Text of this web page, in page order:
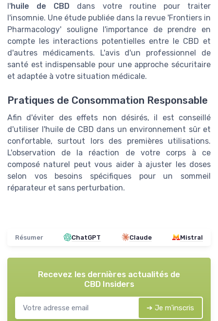
l'huile de CBD dans votre routine pour traiter
l'insomnie. Une étude publiée dans la revue 'Frontiers in
Pharmacology' souligne l'importance de prendre en
compte les interactions potentielles entre le CBD et
d'autres médicaments. L'avis d'un professionnel de
santé est indispensable pour une approche sécuritaire
et adaptée à votre situation médicale.
Pratiques de Consommation Responsable
Afin d'éviter des effets non désirés, il est conseillé
d'utiliser l'huile de CBD dans un environnement sûr et
confortable, surtout lors des premières utilisations.
L'observation de la réaction de votre corps à ce
composé naturel peut vous aider à ajuster les doses
selon vos besoins spécifiques pour un sommeil
réparateur et sans perturbation.
Résumer ChatGPT Claude Mistral
Recevez les dernières actualités de
CBD Insiders
➔ Je m'inscris